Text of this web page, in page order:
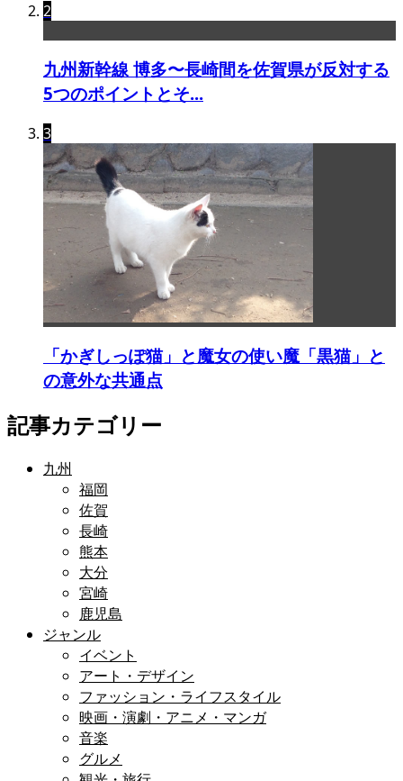
2
九州新幹線 博多〜長崎間を佐賀県が反対する
5つのポイントとそ...
3
「かぎしっぽ猫」と魔女の使い魔「黒猫」と
の意外な共通点
記事カテゴリー
九州
福岡
佐賀
長崎
熊本
大分
宮崎
鹿児島
ジャンル
イベント
アート・デザイン
ファッション・ライフスタイル
映画・演劇・アニメ・マンガ
音楽
グルメ